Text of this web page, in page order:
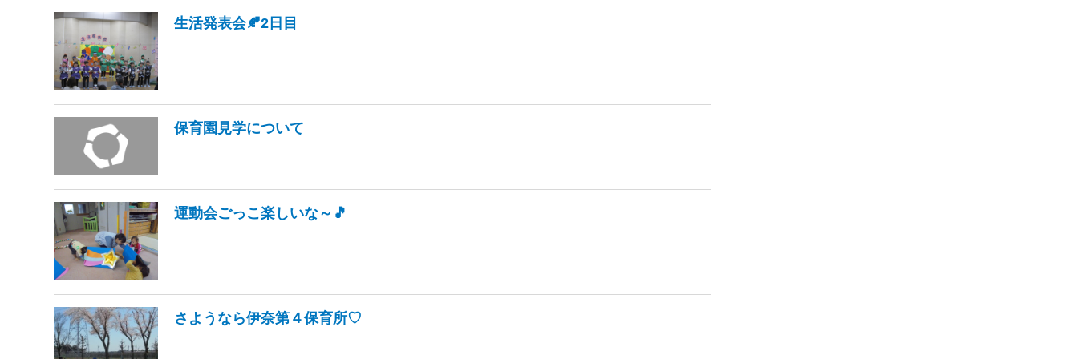
生活発表会🍂2日目
保育園見学について
運動会ごっこ楽しいな～🎵
さようなら伊奈第４保育所♡